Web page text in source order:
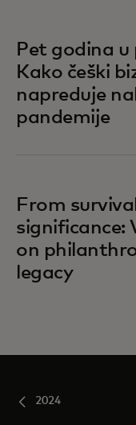
Pet godina u
Kako češki
napreduje
pandemije
From
significance:
on
legacy
2024